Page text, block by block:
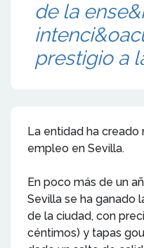
de la
prestigio a
La entidad ha
empleo en Sevilla.
En poco más de un
Sevilla se ha ganado
de la ciudad, con
céntimos) y tapas